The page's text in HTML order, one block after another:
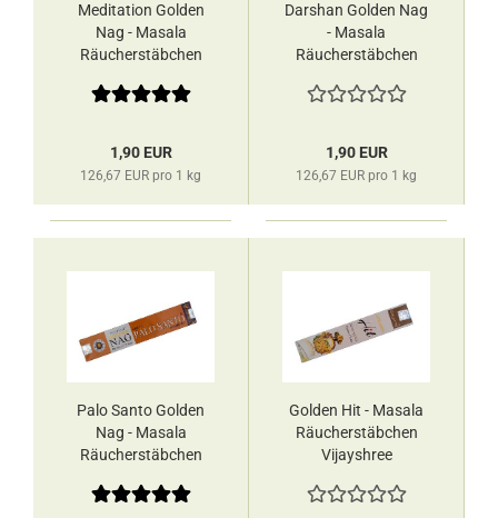
Meditation Golden
Nag - Masala
Räucherstäbchen
1,90 EUR
126,67 EUR pro 1 kg
Darshan Golden Nag
- Masala
Räucherstäbchen
1,90 EUR
126,67 EUR pro 1 kg
Palo Santo Golden
Nag - Masala
Räucherstäbchen
Golden Hit - Masala
Räucherstäbchen
Vijayshree